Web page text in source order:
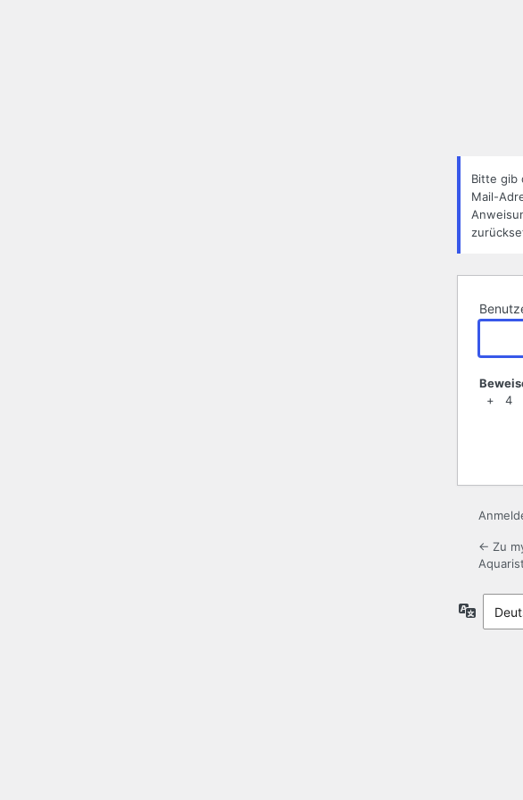
Bitte gib
Mail-
+ 4
← Zu